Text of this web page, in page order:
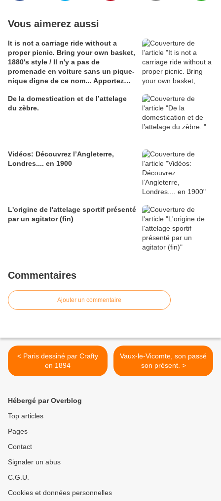
Vous aimerez aussi
It is not a carriage ride without a
proper picnic. Bring your own basket,
1880's style / Il n'y a pas de
promenade en voiture sans un pique-
nique digne de ce nom... Apportez
années 1880.
De la domestication et de l’attelage
du zèbre.
Vidéos: Découvrez l’Angleterre,
Londres.... en 1900
L'origine de l'attelage sportif présenté
par un agitator (fin)
Commentaires
Ajouter un commentaire
< Paris dessiné par Crafty
en 1894
Vaux-le-Vicomte, son passé
son présent. >
Hébergé par Overblog
Top articles
Pages
Contact
Signaler un abus
C.G.U.
Cookies et données personnelles